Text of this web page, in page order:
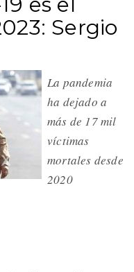
Sergio
La pandemia
ha dejado a
más de 17 mil
víctimas
mortales desde
2020